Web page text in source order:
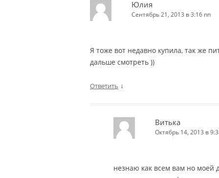
Юлия
Сентябрь 21, 2013 в 3:16 пп
Я тоже вот недавно купила, так же
дальше смотреть ))
Ответить ↓
Витька
Октябрь 14, 2013 в
незнаю как всем вам но моей